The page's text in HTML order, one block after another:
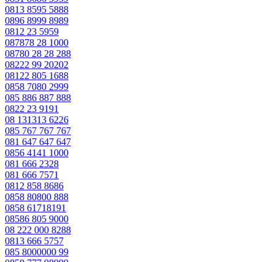
0813 8595 5888
0896 8999 8989
0812 23 5959
087878 28 1000
08780 28 28 288
08222 99 20202
08122 805 1688
0858 7080 2999
085 886 887 888
0822 23 9191
08 131313 6226
085 767 767 767
081 647 647 647
0856 4141 1000
081 666 2328
081 666 7571
0812 858 8686
0858 80800 888
0858 61718191
08586 805 9000
08 222 000 8288
0813 666 5757
085 8000000 99